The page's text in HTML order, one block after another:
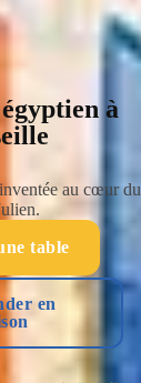
à
au cœur du
table
en